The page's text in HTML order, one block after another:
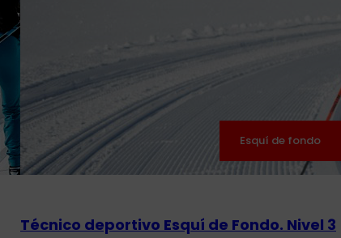
Esquí de fondo
Técnico deportivo Esquí de Fondo. Nivel 3